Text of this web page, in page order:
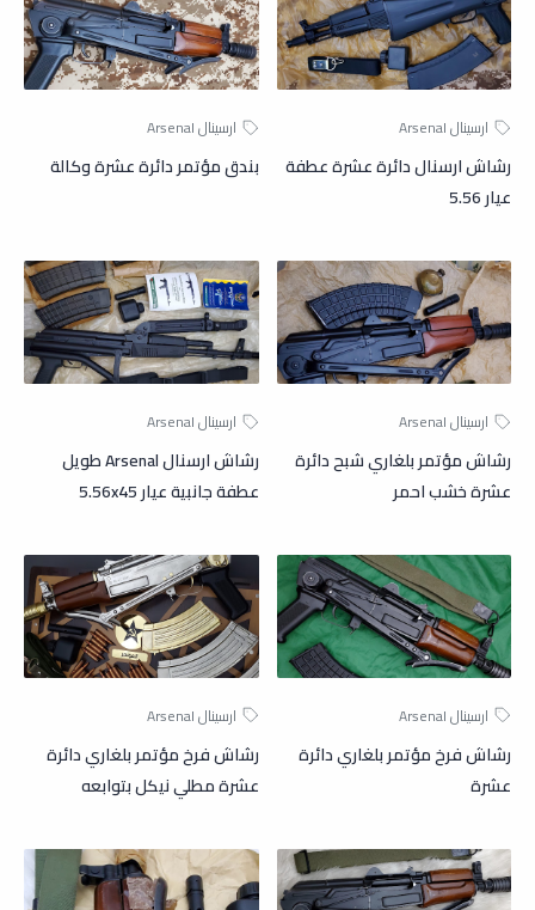
رشاش ارسنال دائرة عشرة عطفة
عيار 5.56
بندق مؤتمر دائرة عشرة وكالة
رشاش مؤتمر بلغاري شبح دائرة
عشرة خشب احمر
رشاش ارسنال Arsenal طويل
عطفة جانبية عيار 5.56x45
رشاش فرخ مؤتمر بلغاري دائرة
عشرة
رشاش فرخ مؤتمر بلغاري دائرة
عشرة مطلي نيكل بتوابعه